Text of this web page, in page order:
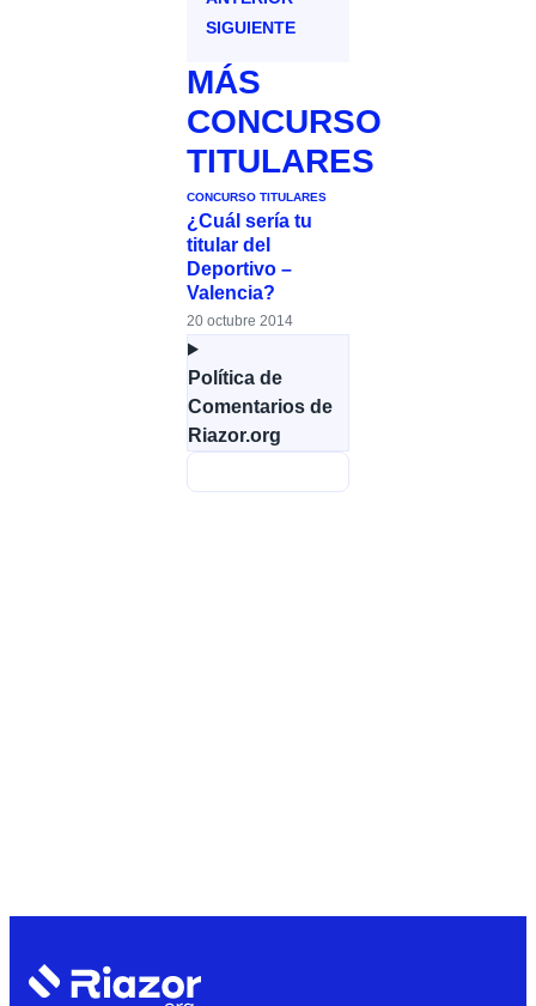
SIGUIENTE
MÁS
CONCURSO
TITULARES
CONCURSO TITULARES
¿Cuál sería tu
titular del
Deportivo –
Valencia?
20 octubre 2014
Política de
Comentarios de
Riazor.org